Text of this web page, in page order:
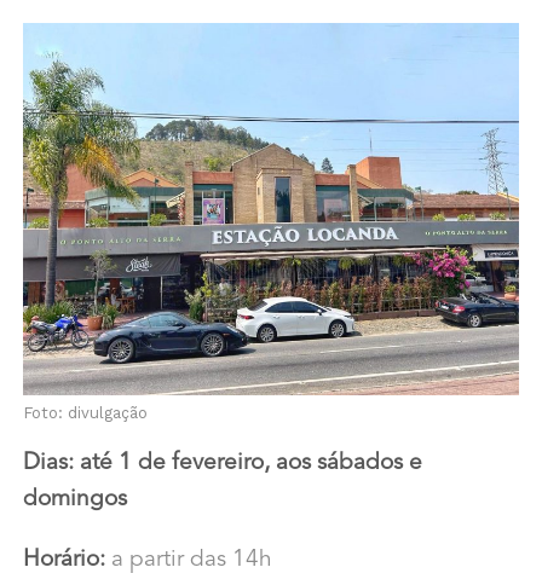
Foto: divulgação
Dias: até 1 de fevereiro, aos sábados e
domingos
Horário:a partir das 14h